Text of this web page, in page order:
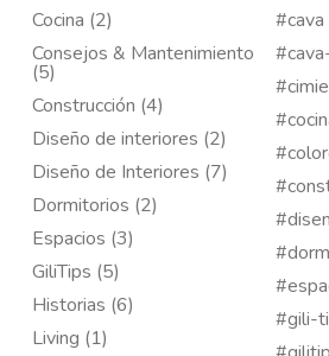
Cocina (2)
Consejos & Mantenimiento
(5)
Construcción (4)
Diseño de interiores (2)
Diseño de Interiores (7)
Dormitorios (2)
Espacios (3)
GiliTips (5)
Historias (6)
Living (1)
#cava
#gili-